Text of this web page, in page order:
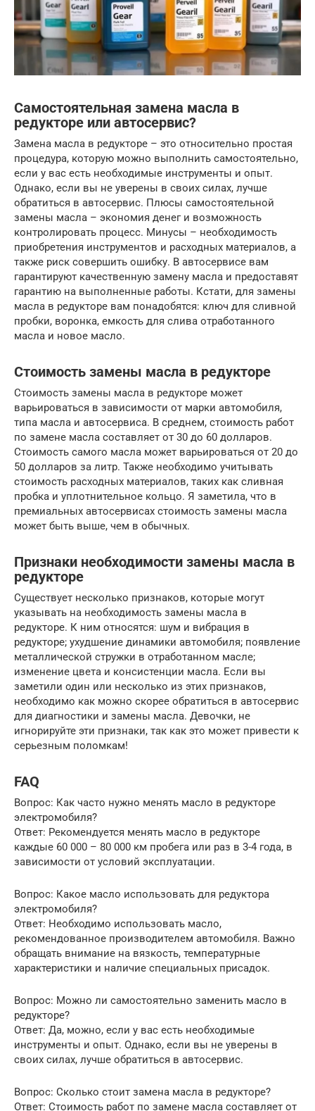
Самостоятельная замена масла в
редукторе или автосервис?
Замена масла в редукторе – это относительно простая
процедура, которую можно выполнить самостоятельно,
если у вас есть необходимые инструменты и опыт.
Однако, если вы не уверены в своих силах, лучше
обратиться в автосервис. Плюсы самостоятельной
замены масла – экономия денег и возможность
контролировать процесс. Минусы – необходимость
приобретения инструментов и расходных материалов, а
также риск совершить ошибку. В автосервисе вам
гарантируют качественную замену масла и предоставят
гарантию на выполненные работы. Кстати, для замены
масла в редукторе вам понадобятся: ключ для сливной
пробки, воронка, емкость для слива отработанного
масла и новое масло.
Стоимость замены масла в редукторе
Стоимость замены масла в редукторе может
варьироваться в зависимости от марки автомобиля,
типа масла и автосервиса. В среднем, стоимость работ
по замене масла составляет от 30 до 60 долларов.
Стоимость самого масла может варьироваться от 20 до
50 долларов за литр. Также необходимо учитывать
стоимость расходных материалов, таких как сливная
пробка и уплотнительное кольцо. Я заметила, что в
премиальных автосервисах стоимость замены масла
может быть выше, чем в обычных.
Признаки необходимости замены масла в
редукторе
Существует несколько признаков, которые могут
указывать на необходимость замены масла в
редукторе. К ним относятся: шум и вибрация в
редукторе; ухудшение динамики автомобиля; появление
металлической стружки в отработанном масле;
изменение цвета и консистенции масла. Если вы
заметили один или несколько из этих признаков,
необходимо как можно скорее обратиться в автосервис
для диагностики и замены масла. Девочки, не
игнорируйте эти признаки, так как это может привести к
серьезным поломкам!
FAQ
Вопрос: Как часто нужно менять масло в редукторе
электромобиля?
Ответ: Рекомендуется менять масло в редукторе
каждые 60 000 – 80 000 км пробега или раз в 3-4 года, в
зависимости от условий эксплуатации.
Вопрос: Какое масло использовать для редуктора
электромобиля?
Ответ: Необходимо использовать масло,
рекомендованное производителем автомобиля. Важно
обращать внимание на вязкость, температурные
характеристики и наличие специальных присадок.
Вопрос: Можно ли самостоятельно заменить масло в
редукторе?
Ответ: Да, можно, если у вас есть необходимые
инструменты и опыт. Однако, если вы не уверены в
своих силах, лучше обратиться в автосервис.
Вопрос: Сколько стоит замена масла в редукторе?
Ответ: Стоимость работ по замене масла составляет от